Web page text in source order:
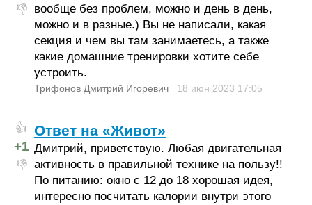
👎 вообще без проблем, можно и день в день,
можно и в разные.) Вы не написали, какая
секция и чем вы там занимаетесь, а также
какие домашние тренировки хотите себе
устроить.
Трифонов Дмитрий Игоревич 18 июн 2023 17:05
👍
+1
👎
Ответ на «Живот»
Дмитрий, приветствую. Любая двигательная
активность в правильной технике на пользу!!
По питанию: окно с 12 до 18 хорошая идея,
интересно посчитать калории внутри этого